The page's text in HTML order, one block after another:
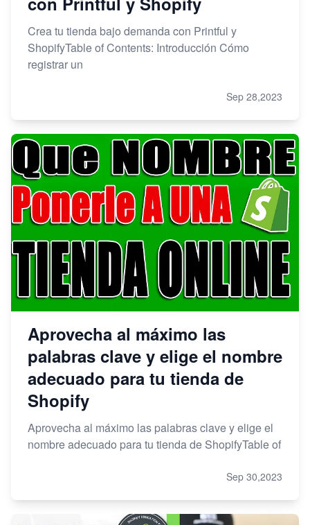
Crea tu tienda bajo demanda con Printful y
ShopifyTable of Contents: Introducción Cómo
registrar un
Sep 28,2023
Aprovecha al máximo las
palabras clave y elige el nombre
adecuado para tu tienda de
Shopify
Aprovecha al máximo las palabras clave y elige el
nombre adecuado para tu tienda de ShopifyTable of
Sep 30,2023